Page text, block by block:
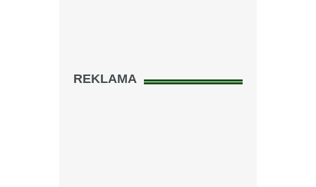
REKLAMA